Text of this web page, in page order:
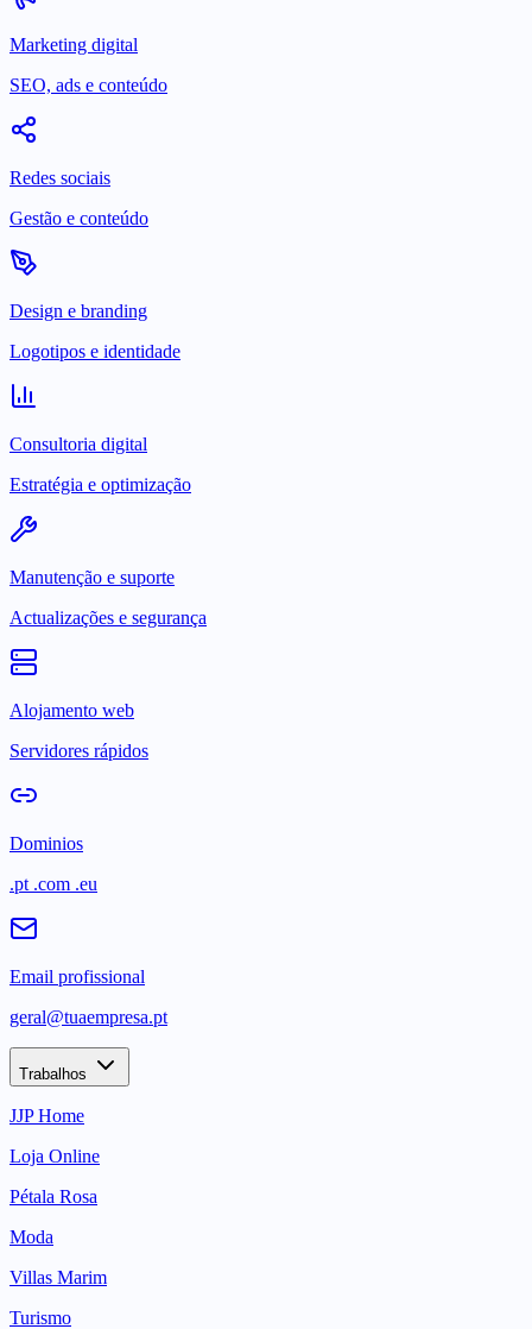
Marketing digital
SEO, ads e conteúdo
Redes sociais
Gestão e conteúdo
Design e branding
Logotipos e identidade
Consultoria digital
Estratégia e optimização
Manutenção e suporte
Actualizações e segurança
Alojamento web
Servidores rápidos
Dominios
.pt .com .eu
Email profissional
geral@tuaempresa.pt
Trabalhos
JJP Home
Loja Online
Pétala Rosa
Moda
Villas Marim
Turismo